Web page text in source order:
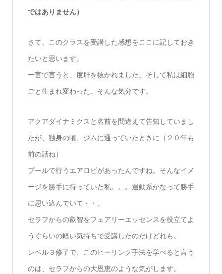
ではありません）
さて、このクラスを受講した感想をここに記しておき
たいと思います。
一言で言うと、度肝を抜かれました。そして私は細胞
ごと生まれ変わった、そんな気分です。
アクアダイナミクスと名前を間違えて告知していまし
たが、独身の頃、ジムに通っていたときに（２０年も
前の話ね）
プールで行うエアロビがあったんですね。そんなイメ
ージを勝手に持っていた私。。。運動系かなって勝手
に思い込んでいて・・。
セラフからの叡智をフェアリーエッセンスを役立てよ
うぐらいの軽い気持ちで受講したのだけどれも。
レベル３修了で、このヒーリング手法を学べると言う
のは、セラフからの大恩恵のような気がします。